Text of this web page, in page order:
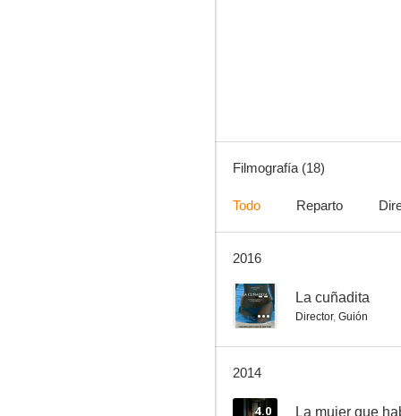
--
Filmografía (18)
Todo Reparto
2016
-- La cuñadita
Director, Guión
2014
4.0 La mujer que